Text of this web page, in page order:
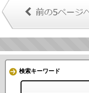
検索キーワード